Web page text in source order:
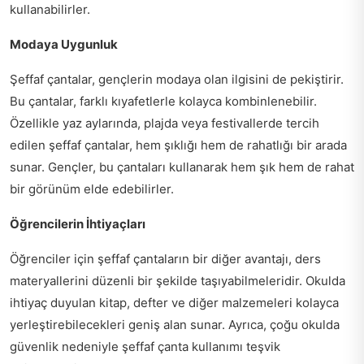
kullanabilirler.
Modaya Uygunluk
Şeffaf çantalar, gençlerin modaya olan ilgisini de pekiştirir.
Bu çantalar, farklı kıyafetlerle kolayca kombinlenebilir.
Özellikle yaz aylarında, plajda veya festivallerde tercih
edilen şeffaf çantalar, hem şıklığı hem de rahatlığı bir arada
sunar. Gençler, bu çantaları kullanarak hem şık hem de rahat
bir görünüm elde edebilirler.
Öğrencilerin İhtiyaçları
Öğrenciler için şeffaf çantaların bir diğer avantajı, ders
materyallerini düzenli bir şekilde taşıyabilmeleridir. Okulda
ihtiyaç duyulan kitap, defter ve diğer malzemeleri kolayca
yerleştirebilecekleri geniş alan sunar. Ayrıca, çoğu okulda
güvenlik nedeniyle şeffaf çanta kullanımı teşvik